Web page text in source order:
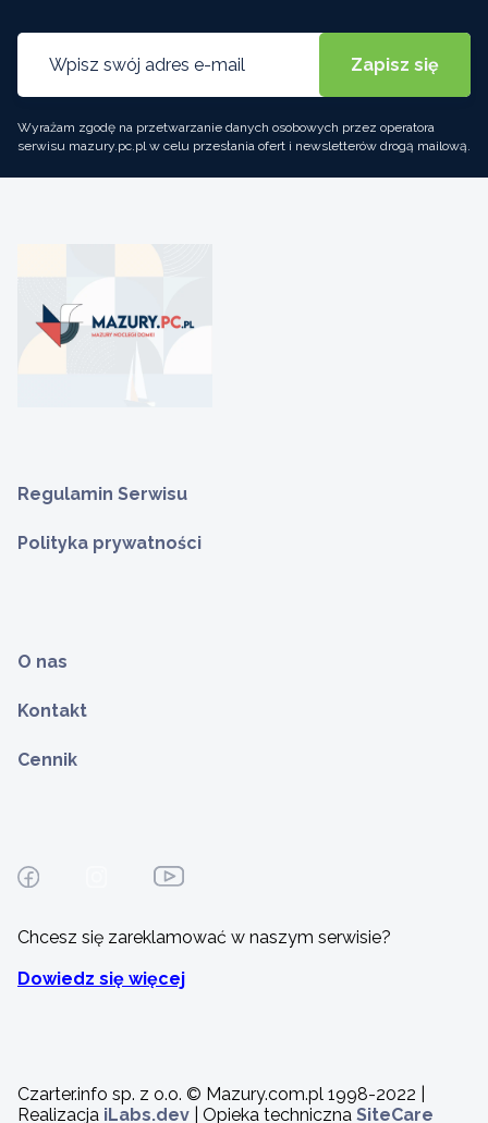
Wyrażam zgodę na przetwarzanie danych osobowych przez operatora
serwisu mazury.pc.pl w celu przesłania ofert i newsletterów drogą mailową.
Regulamin Serwisu
Polityka prywatności
O nas
Kontakt
Cennik
Chcesz się zareklamować w naszym serwisie?
Dowiedz się więcej
Czarter.info sp. z o.o. © Mazury.com.pl 1998-2022 |
Realizacja iLabs.dev | Opieka techniczna SiteCare